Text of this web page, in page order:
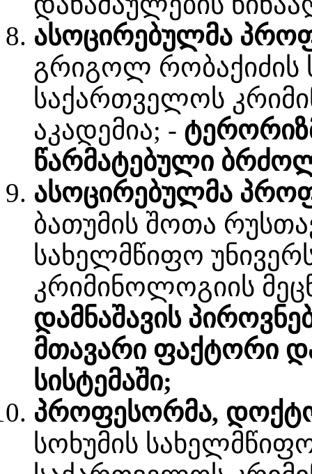
ასოცირებულმა
გრიგოლ რობაქიძის
საქართველოს
აკადემია; -
წარმატებული
ასოცირებულმა
ბათუმის შოთა
სახელმწიფო
კრიმინოლოგიის
დამნაშავის
მთავარი ფაქტორი
სისტემაში;
პროფესორმა,
სოხუმის